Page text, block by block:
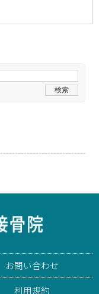
お問い合わせ
利用規約